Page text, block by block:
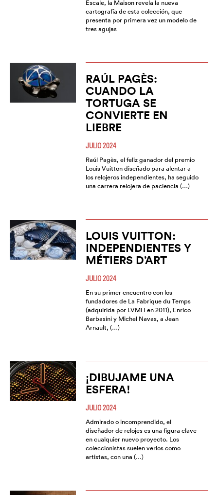
Escale, la Maison revela la nueva
cartografía de esta colección, que
presenta por primera vez un modelo de
tres agujas
RAÚL PAGÈS:
CUANDO LA
TORTUGA SE
CONVIERTE EN
LIEBRE
JULIO 2024
Raúl Pagès, el feliz ganador del premio
Louis Vuitton diseñado para alentar a
los relojeros independientes, ha seguido
una carrera relojera de paciencia (…)
LOUIS VUITTON:
INDEPENDIENTES Y
MÉTIERS D’ART
JULIO 2024
En su primer encuentro con los
fundadores de La Fabrique du Temps
(adquirida por LVMH en 2011), Enrico
Barbasini y Michel Navas, a Jean
Arnault, (…)
¡DIBUJAME UNA
ESFERA!
JULIO 2024
Admirado o incomprendido, el
diseñador de relojes es una figura clave
en cualquier nuevo proyecto. Los
coleccionistas suelen verlos como
artistas, con una (…)